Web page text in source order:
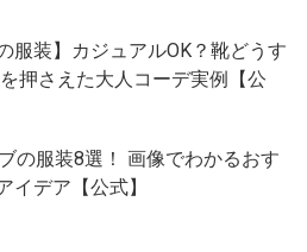
服装】カジュアルOK？靴どうす
押さえた大人コーデ実例【公
の服装8選！ 画像でわかるおす
イデア【公式】